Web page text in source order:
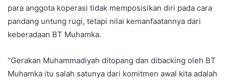
para anggota koperasi tidak memposisikan diri pada cara
pandang untung rugi, tetapi nilai kemanfaatannya dari
keberadaan BT Muhamka.
“Gerakan Muhammadiyah ditopang dan dibacking oleh BT
Muhamka itu salah satunya dari komitmen awal kita adalah